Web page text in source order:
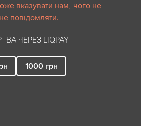
вказувати нам, чого не
повідомляти.
ЧЕРЕЗ LIQPAY
1000 грн